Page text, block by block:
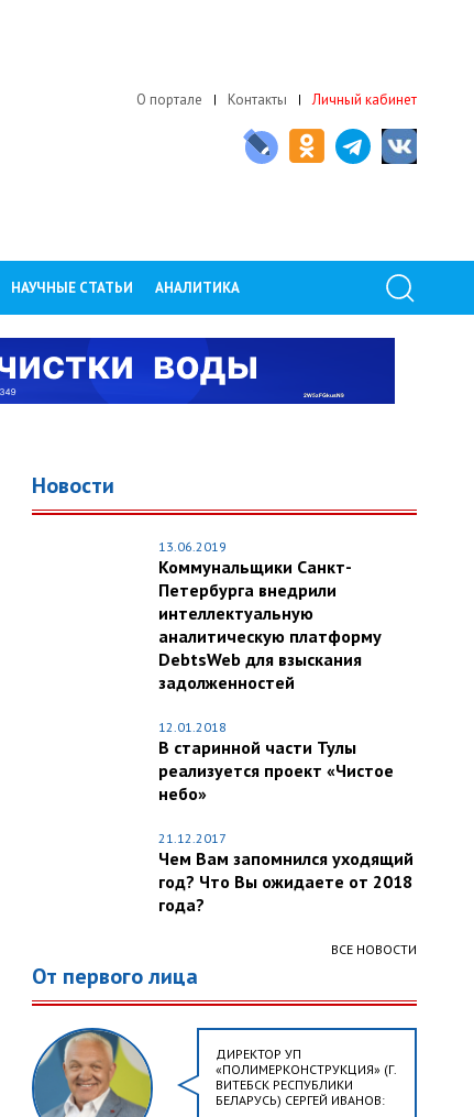
О портале Контакты Личный кабинет
НАУЧНЫЕ СТАТЬИ АНАЛИТИКА
Новости
13.06.2019
Коммунальщики Санкт-
Петербурга внедрили
интеллектуальную
аналитическую платформу
DebtsWeb для взыскания
задолженностей
12.01.2018
В старинной части Тулы
реализуется проект «Чистое
небо»
21.12.2017
Чем Вам запомнился уходящий
год? Что Вы ожидаете от 2018
года?
ВСЕ НОВОСТИ
От первого лица
ДИРЕКТОР УП
«ПОЛИМЕРКОНСТРУКЦИЯ» (Г.
ВИТЕБСК РЕСПУБЛИКИ
БЕЛАРУСЬ) СЕРГЕЙ ИВАНОВ: